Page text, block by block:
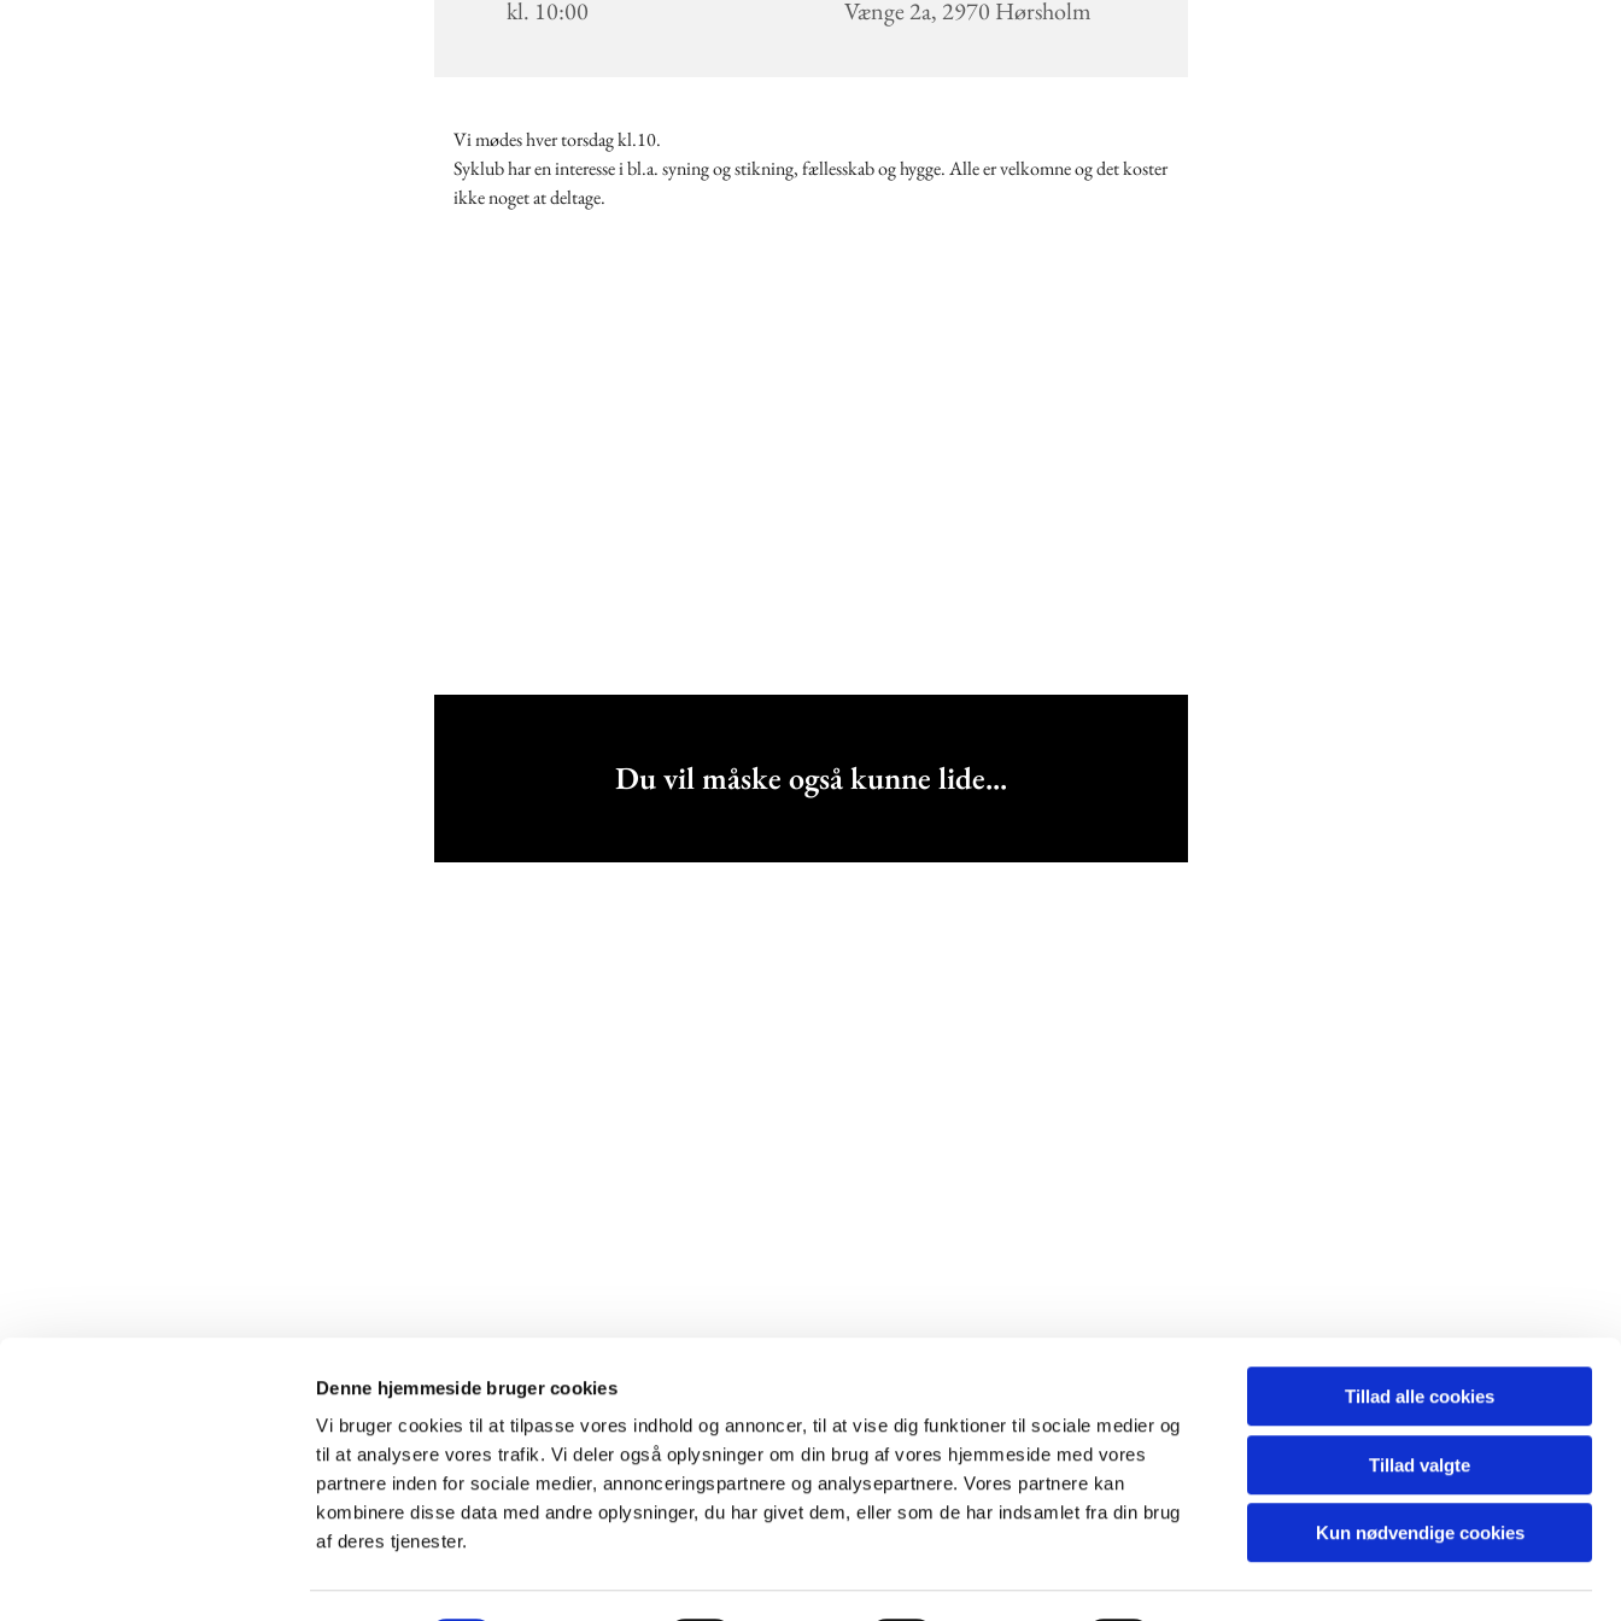
Denne hjemmeside bruger cookies
Vi bruger cookies til at tilpasse vores indhold og annoncer, til at vise dig funktioner til sociale medier og
til at analysere vores trafik. Vi deler også oplysninger om din brug af vores hjemmeside med vores
partnere inden for sociale medier, annonceringspartnere og analysepartnere. Vores partnere kan
kombinere disse data med andre oplysninger, du har givet dem, eller som de har indsamlet fra din brug
af deres tjenester.
Tillad alle cookies
Tillad valgte
Kun nødvendige cookies
kl. 10:00 Vænge 2a, 2970 Hørsholm
Vi mødes hver torsdag kl.10.
Syklub har en interesse i bl.a. syning og stikning, fællesskab og hygge. Alle er velkomne og det koster
ikke noget at deltage.
Du vil måske også kunne lide...
Følg Kokkedal Kirke påFacebookog påInstagram
Kokkedal Kirke · Højmose Vænge 2A 2970 Hørsholm4576 7681 kokkedal.sogn@km.dk
Cookiepolitik
Tilgængelighedserklæring